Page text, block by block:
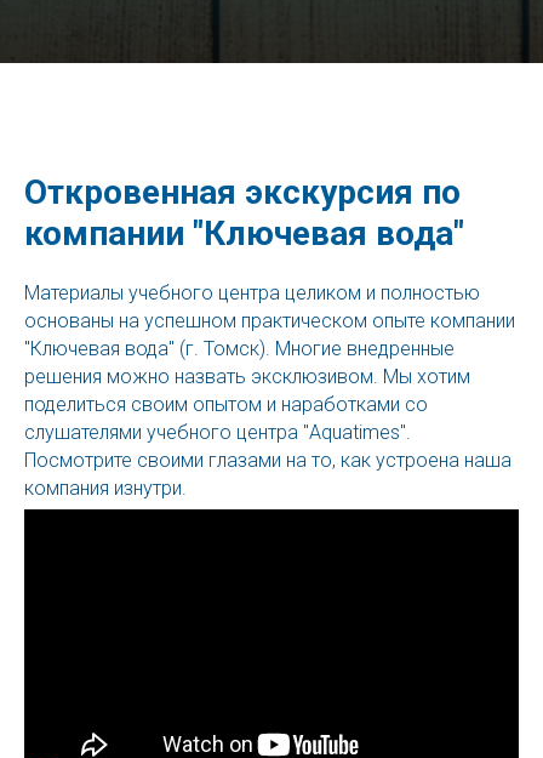
Откровенная экскурсия по
компании "Ключевая вода"
Материалы учебного центра целиком и полностью
основаны на успешном практическом опыте компании
"Ключевая вода" (г. Томск). Многие внедренные
решения можно назвать эксклюзивом. Мы хотим
поделиться своим опытом и наработками со
слушателями учебного центра "Aquatimes".
Посмотрите своими глазами на то, как устроена наша
компания изнутри.